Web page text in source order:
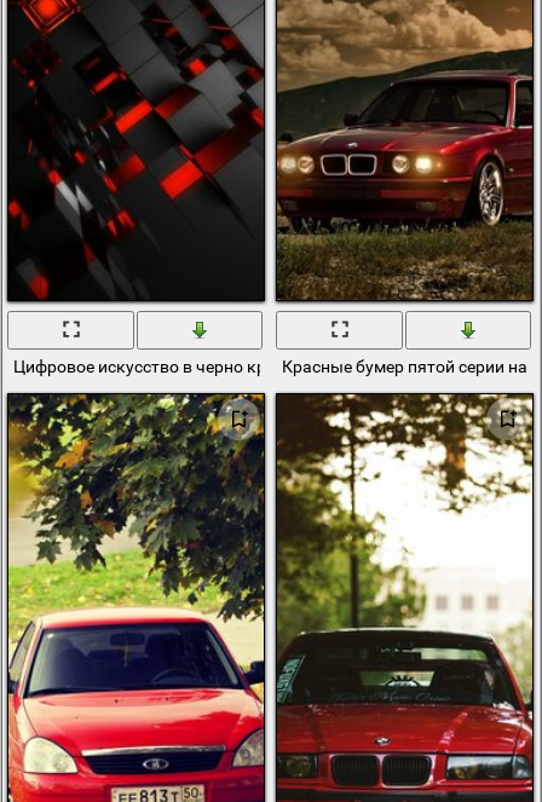
Цифровое искусство в черно красных цветахКрасные бумер пятой серии на